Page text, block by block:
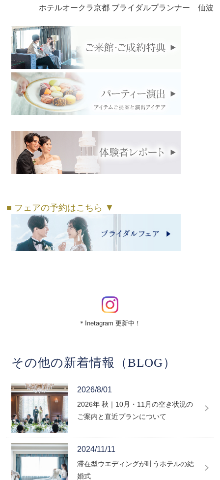
ホテルオークラ京都 ブライダルプランナー 仙波
■ フェアの予約はこちら ▼
＊Inetagram 更新中！
その他の新着情報（BLOG）
2026/8/01
2026年 秋｜10月・11月の空き状況の
ご案内と直近プランについて
2024/11/11
滞在型ウエディングが叶うホテルの結
婚式